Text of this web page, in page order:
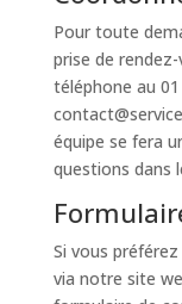
Pour toute
prise de
téléphone au
équipe se fera
questions dans
Si vous
via notre site